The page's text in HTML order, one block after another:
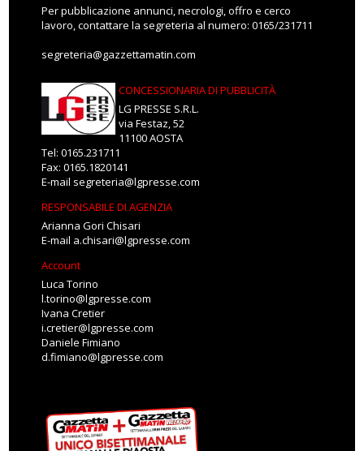
Per pubblicazione annunci, necrologi, offro e cerco
lavoro, contattare la segreteria al numero: 0165/231711
segreteria@gazzettamatin.com
CONCESSIONARIA DI PUBBLICITÀ
LG PRESSE S.R.L.
via Festaz, 52
11100 AOSTA
Tel: 0165.231711
Fax: 0165.1820141
E-mail segreteria@lgpresse.com
RESPONSABILE DI AGENZIA
Arianna Gori Chisari
E-mail a.chisari@lgpresse.com
Account
Luca Torino
l.torino@lgpresse.com
Ivana Cretier
i.cretier@lgpresse.com
Daniele Fimiano
d.fimiano@lgpresse.com